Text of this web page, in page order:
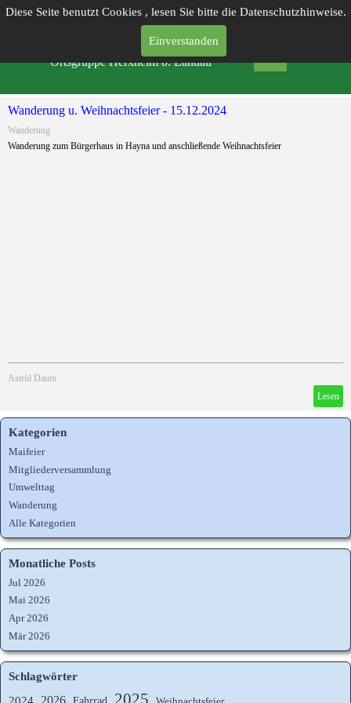
Diese Seite benutzt Cookies , lesen Sie bitte die Datenschutzhinweise.
Einverstanden
PFÄLZERWALD-VEREIN
Ortsgruppe Herxheim b. Landau
Wanderung u. Weihnachtsfeier - 15.12.2024
Wanderung
Wanderung zum Bürgerhaus in Hayna und anschließende Weihnachtsfeier
Astrid Daum
Lesen
Kategorien
Maifeier
Mitgliederversammlung
Umwelttag
Wanderung
Alle Kategorien
Monatliche Posts
Jul 2026
Mai 2026
Apr 2026
Mär 2026
Schlagwörter
2024
2026 Fahrrad 2025